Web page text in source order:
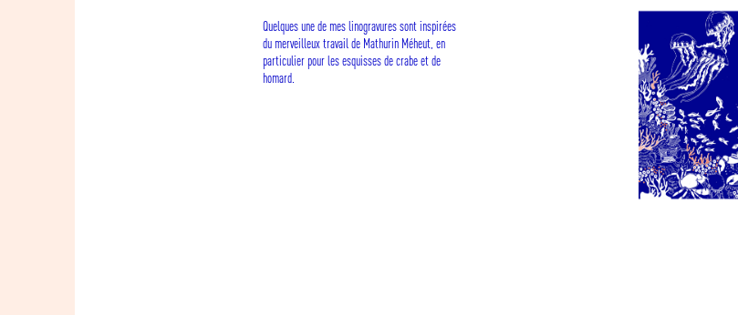
Quelques une de mes linogravures sont inspirées
du merveilleux travail de Mathurin Méheut, en
particulier pour les esquisses de crabe et de
homard.